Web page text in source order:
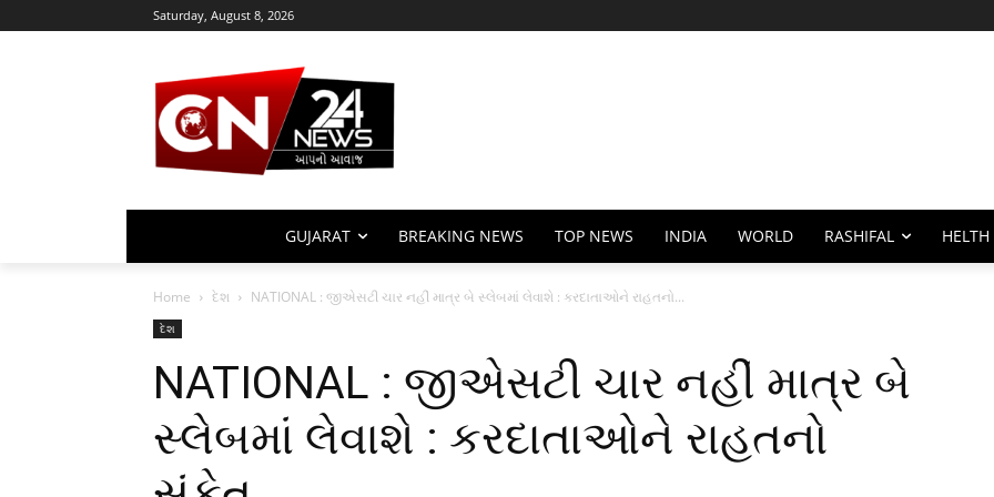
Saturday, August 8, 2026
GUJARAT BREAKING NEWS TOP NEWS INDIA WORLD RASHIFAL HELTH
Home દેશ NATIONAL : જીએસટી ચાર નહીં માત્ર બે સ્લેબમાં લેવાશે : કરદાતાઓને રાહતનો...
દેશ
NATIONAL : જીએસટી ચાર નહીં માત્ર બે
સ્લેબમાં લેવાશે : કરદાતાઓને રાહતનો